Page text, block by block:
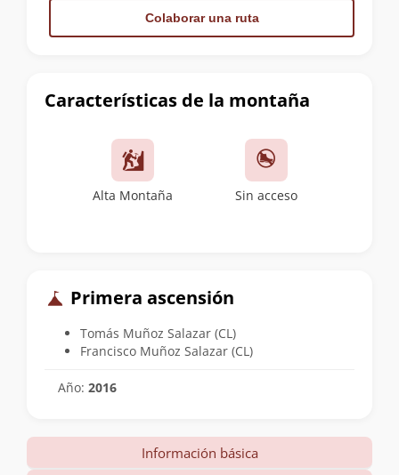
Características de la montaña
Alta Montaña Sin acceso
Primera ascensión
Tomás Muñoz Salazar (CL)
Francisco Muñoz Salazar (CL)
Año: 2016
Colaborar una ruta
Información básica